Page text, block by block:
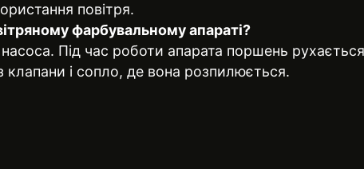
повітря.
фарбувальному апараті?
Під час роботи апарата поршень
і сопло, де вона розпилюється.